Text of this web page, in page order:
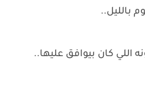
بالليل..
اللي كان بيوافق عليها..